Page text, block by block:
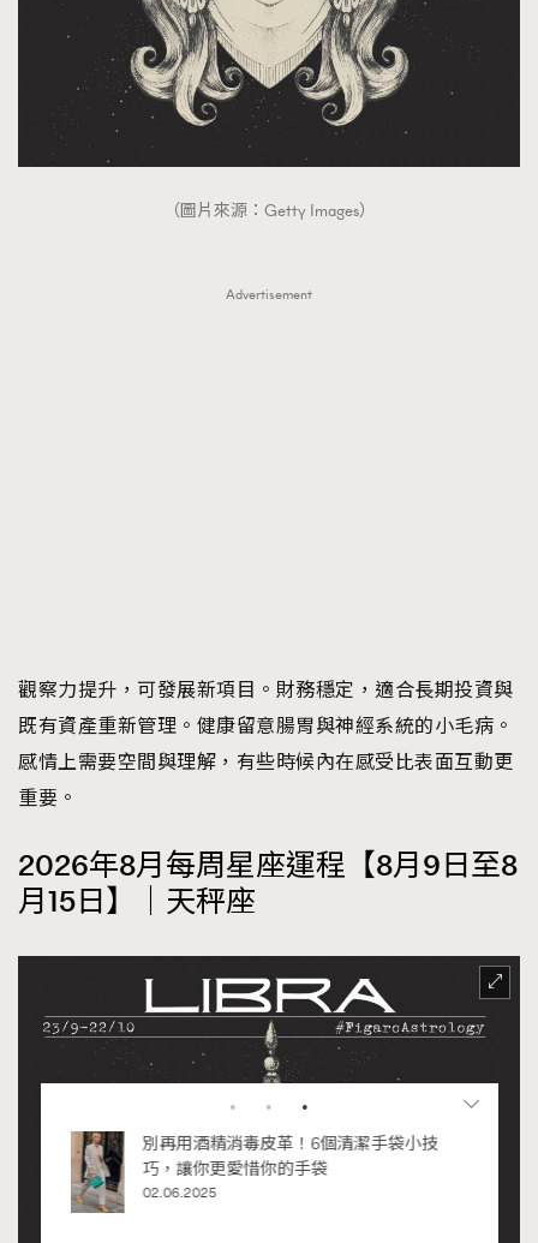
（圖片來源：Getty Images）
Advertisement
觀察力提升，可發展新項目。財務穩定，適合長期投資與
既有資產重新管理。健康留意腸胃與神經系統的小毛病。
感情上需要空間與理解，有些時候內在感受比表面互動更
重要。
2026年8月每周星座運程【8月9日至8
月15日】｜天秤座